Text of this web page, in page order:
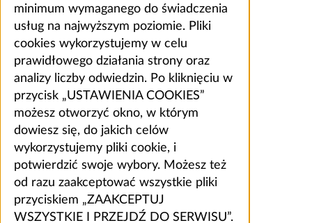
minimum wymaganego do świadczenia
usług na najwyższym poziomie. Pliki
cookies wykorzystujemy w celu
prawidłowego działania strony oraz
analizy liczby odwiedzin. Po kliknięciu w
przycisk „USTAWIENIA COOKIES”
możesz otworzyć okno, w którym
dowiesz się, do jakich celów
wykorzystujemy pliki cookie, i
potwierdzić swoje wybory. Możesz też
od razu zaakceptować wszystkie pliki
przyciskiem „ZAAKCEPTUJ
WSZYSTKIE I PRZEJDŹ DO SERWISU”.